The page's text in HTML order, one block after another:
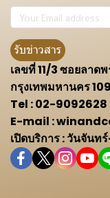
รับข่าวสาร
เลขที่ 11/3 ซอยลาด
กรุงเทพมหานคร
Tel : 02-
E-mail :
เปิดบริการ : วันจันท